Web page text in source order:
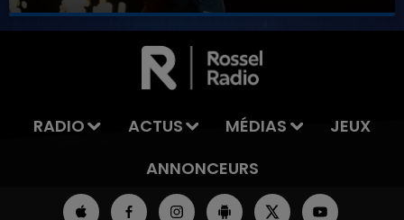
RADIO ACTUS MÉDIAS
JEUX
ANNONCEURS